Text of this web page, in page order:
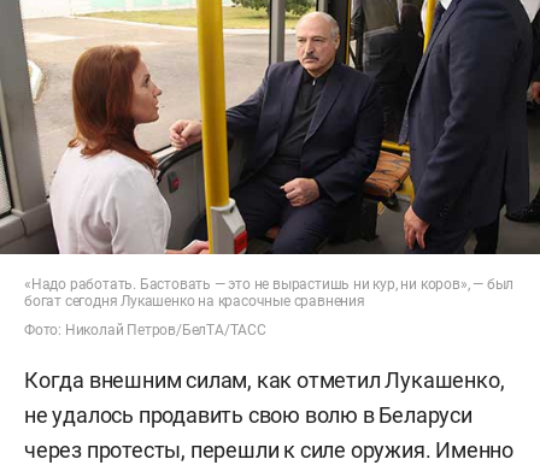
«Надо работать. Бастовать — это не вырастишь ни кур, ни коров», — был
богат сегодня Лукашенко на красочные сравнения
Фото: Николай Петров/БелТА/ТАСС
Когда внешним силам, как отметил Лукашенко,
не удалось продавить свою волю в Беларуси
через протесты, перешли к силе оружия. Именно